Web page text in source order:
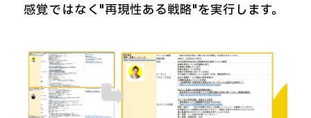
感覚ではなく"再現性ある戦略"を実行します。